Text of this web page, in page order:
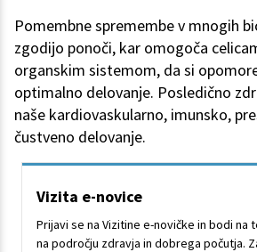
Pomembne spremembe v mnogih
zgodijo ponoči, kar omogoča
organskim sistemom, da si
optimalno delovanje. Posledično
naše kardiovaskularno, imunsko,
čustveno delovanje.
Vizita e-novice
Prijavi se na Vizitine e-novičke in bodi na
na področju zdravja in dobrega počutja.